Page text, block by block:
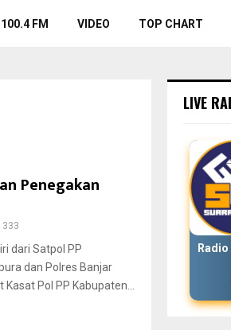
FM VIDEO TOP CHART
Penegakan
333
dari Satpol PP
dan Polres Banjar
Pol PP Kabupaten...
LIVE